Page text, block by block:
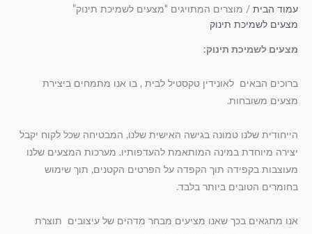
עמוד הבית / מוצרים המתויגים “מצעים לשמיכת תינוק”
מצעים לשמיכת תינוק
מצעים לשמיכת תינוק:
ברוכים הבאים לאונידין טקסטיל לבית , בו אנו מתמחים ביצירת
מצעים משובחות.
הייחודית שלנו טמונה בגישה האישית שלנו, המבטיחה שכל לקוח יקבל
יצירה מיוחדת במינה המותאמת להעדפותיו. מערכות המצעים שלנו
מעוצבות בקפידה תוך הקפדה על הפרטים הקטנים, תוך שימוש
בחומרים הטובים ביותר בלבד.
אנו מתגאים בכך שאנו מציעים מבחר מדהים של עיצובים תוצרת